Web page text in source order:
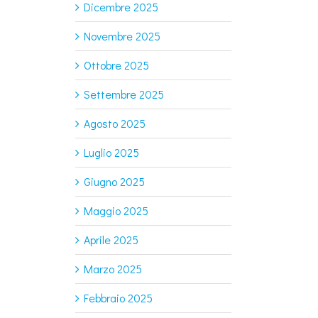
Dicembre 2025
Novembre 2025
Ottobre 2025
Settembre 2025
Agosto 2025
Luglio 2025
Giugno 2025
Maggio 2025
Aprile 2025
Marzo 2025
Febbraio 2025